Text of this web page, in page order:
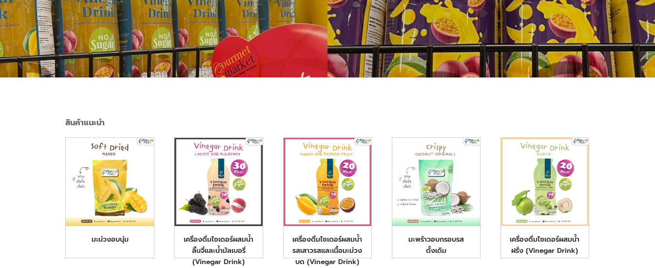
สินค้าแนะนำ
มะม่วงอบนุ่ม
เครื่องดื่มไซเดอร์ผสมน้ำ
ลิ้นจี่และน้ำมัลเบอรี่
(Vinegar Drink)
เครื่องดื่มไซเดอร์ผสมนํ้า
รสเสาวรสและเนื้อมะม่วง
บด (Vinegar Drink)
มะพร้าวอบกรอบรส
ดั้งเดิม
เครื่องดื่มไซเดอร์ผสมน้ำ
ฝรั่ง (Vinegar Drink)